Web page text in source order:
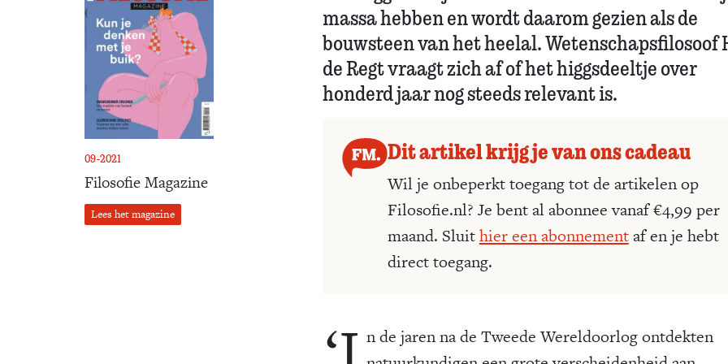
09-2021
Filosofie Magazine
Lees het magazine
massa hebben en wordt daarom gezien als de
bouwsteen van het heelal. Wetenschapsfilosoof
de Regt vraagt zich af of het higgsdeeltje over
honderd jaar nog steeds relevant is.
Dit artikel krijg je van ons cadeau
Wil je onbeperkt toegang tot de artikelen op
Filosofie.nl? Je bent al abonnee vanaf €4,99 per
maand. Sluithier een abonnementaf en je hebt
direct toegang.
n de jaren na de Tweede Wereldoorlog ontdekten